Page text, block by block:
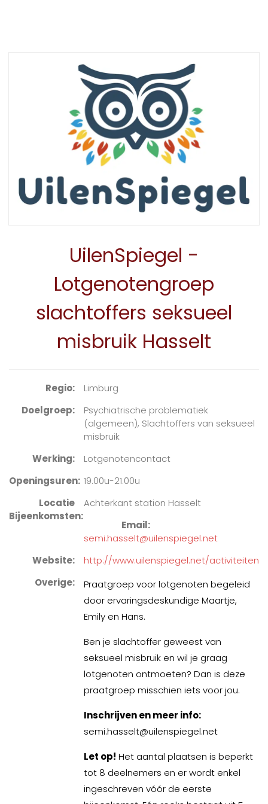
UilenSpiegel -
Lotgenotengroep
slachtoffers seksueel
misbruik Hasselt
Regio
Limburg
Doelgroep
Psychiatrische problematiek
(algemeen), Slachtoffers van seksueel
misbruik
Werking
Lotgenotencontact
Openingsuren 19.00u-21.00u
Locatie
Bijeenkomsten
Achterkant station Hasselt
Email
semi.hasselt@uilenspiegel.net
Website
http://www.uilenspiegel.net/activiteiten
Overige
Praatgroep voor lotgenoten begeleid
door ervaringsdeskundige Maartje,
Emily en Hans.
Ben je slachtoffer geweest van
seksueel misbruik en wil je graag
lotgenoten ontmoeten? Dan is deze
praatgroep misschien iets voor jou.
Inschrijven en meer info:
semi.hasselt@uilenspiegel.net
Let op! Het aantal plaatsen is beperkt
tot 8 deelnemers en er wordt enkel
ingeschreven vóór de eerste